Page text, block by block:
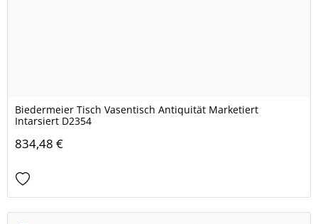
Biedermeier Tisch Vasentisch Antiquität Marketiert
Intarsiert D2354
834,48 €